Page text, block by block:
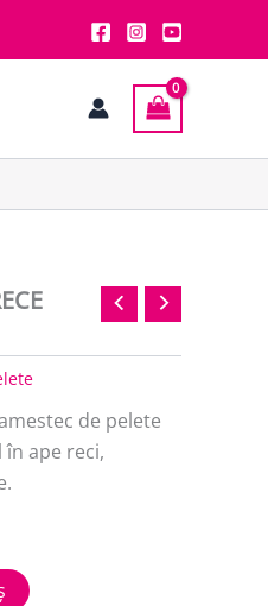
de pelete
ape reci,